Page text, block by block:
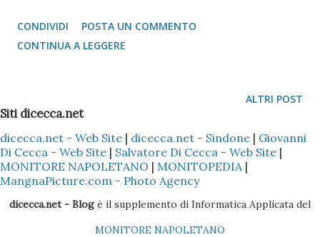
affascinante non era così rapida come quella per iPad.
CONDIVIDI
POSTA UN COMMENTO
CONTINUA A LEGGERE
ALTRI POST
Siti dicecca.net
dicecca.net - Web Site | dicecca.net - Sindone | Giovanni
Di Cecca - Web Site | Salvatore Di Cecca - Web Site |
MONITORE NAPOLETANO | MONITOPEDIA |
MangnaPicture.com - Photo Agency
dicecca.net - Blogè il supplemento di Informatica Applicata del
MONITORE NAPOLETANO